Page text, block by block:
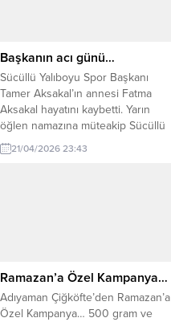
yakınları durumu yetkililere
bildirdi....
Başkanın acı günü…
Sücüllü Yalıboyu Spor Başkanı
Tamer Aksakal’ın annesi Fatma
Aksakal hayatını kaybetti. Yarın
öğlen namazına müteakip Sücüllü
köyünde defnedilecek. Merhumeye
Allah’tan rahmet kederli ailesi ve
21/04/2026 23:43
Ramazan’a Özel Kampanya…
Adıyaman Çiğköfte’den Ramazan’a
Özel Kampanya… 500 gram ve